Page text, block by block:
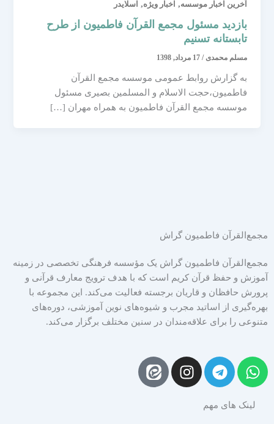
آخرین اخبار موسسه, اخبار ویژه, اسلایدر
بازدید مسئول مجمع القرآن فاطمیون از طرح
تابستانه تسنیم
مسلم محمدی/17 مرداد, 1398
به گزارش روابط عمومی موسسه مجمع القرآن
فاطمیون،حجت الاسلام و المسلمین بصیری مسئول
موسسه مجمع القرآن فاطمیون به همراه مهران […]
مجمع‌القرآن فاطمیون گراش
مجمع‌القرآن فاطمیون گراش یک مؤسسه فرهنگی تخصصی در زمینه
آموزش و حفظ قرآن کریم است که با هدف ترویج معارف قرآنی و
پرورش حافظان و قاریان برجسته فعالیت می‌کند. این مجموعه با
بهره‌گیری از اساتید مجرب و شیوه‌های نوین آموزشی، دوره‌های
متنوعی را برای علاقه‌مندان در سنین مختلف برگزار می‌کند.
W
h
t
T
e
e
I
n
لینک های مهم